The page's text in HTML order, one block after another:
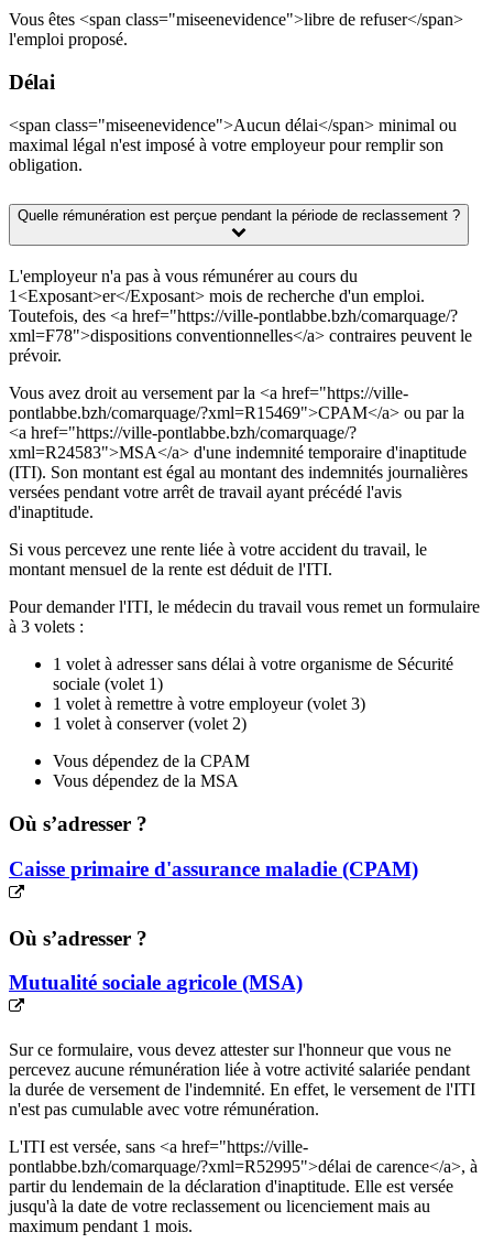
Vous êtes <span class="miseenevidence">libre de refuser</span>
l'emploi proposé.
Délai
<span class="miseenevidence">Aucun délai</span> minimal ou
maximal légal n'est imposé à votre employeur pour remplir son
obligation.
Quelle rémunération est perçue pendant la période de reclassement ?
L'employeur n'a pas à vous rémunérer au cours du
1<Exposant>er</Exposant> mois de recherche d'un emploi.
Toutefois, des <a href="https://ville-pontlabbe.bzh/comarquage/?
xml=F78">dispositions conventionnelles</a> contraires peuvent le
prévoir.
Vous avez droit au versement par la <a href="https://ville-
pontlabbe.bzh/comarquage/?xml=R15469">CPAM</a> ou par la
<a href="https://ville-pontlabbe.bzh/comarquage/?
xml=R24583">MSA</a> d'une indemnité temporaire d'inaptitude
(ITI). Son montant est égal au montant des indemnités journalières
versées pendant votre arrêt de travail ayant précédé l'avis
d'inaptitude.
Si vous percevez une rente liée à votre accident du travail, le
montant mensuel de la rente est déduit de l'ITI.
Pour demander l'ITI, le médecin du travail vous remet un formulaire
à 3 volets :
1 volet à adresser sans délai à votre organisme de Sécurité
sociale (volet 1)
1 volet à remettre à votre employeur (volet 3)
1 volet à conserver (volet 2)
Vous dépendez de la CPAM
Vous dépendez de la MSA
Où s’adresser ?
Caisse primaire d'assurance maladie (CPAM)
Où s’adresser ?
Mutualité sociale agricole (MSA)
Sur ce formulaire, vous devez attester sur l'honneur que vous ne
percevez aucune rémunération liée à votre activité salariée pendant
la durée de versement de l'indemnité. En effet, le versement de l'ITI
n'est pas cumulable avec votre rémunération.
L'ITI est versée, sans <a href="https://ville-
pontlabbe.bzh/comarquage/?xml=R52995">délai de carence</a>, à
partir du lendemain de la déclaration d'inaptitude. Elle est versée
jusqu'à la date de votre reclassement ou licenciement mais au
maximum pendant 1 mois.